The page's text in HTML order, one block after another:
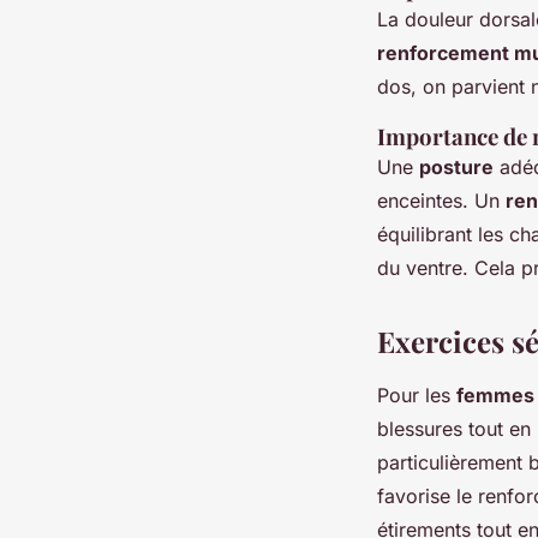
La douleur
renforcement
dos, on parvient
Importance de
Une posture
enceintes. Un
équilibrant les
du ventre. Cela
Exercices
Pour les
blessures tout en
particulièrement
favorise le
étirements tout